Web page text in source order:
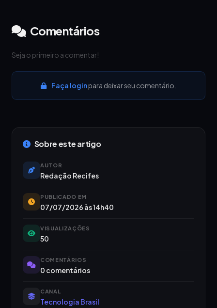
Comentários
Seja o primeiro a comentar!
Faça loginpara deixar seu comentário.
Sobre este artigo
AUTOR
Redação Recifes
PUBLICADO EM
07/07/2026 às 14h40
VISUALIZAÇÕES
50
COMENTÁRIOS
0 comentários
CANAL
Tecnologia Brasil